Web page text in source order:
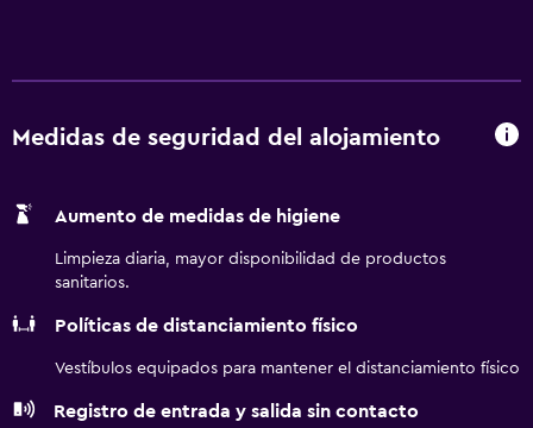
almohada. Se ofrece una Smart TV de 49 pulgadas con
gratuitos y secador de pelo. Este hotel en Barcelona
50 Mbps o más. Los servicios para las personas de
habitaciones también incluyen botella de agua gratuita y
cortinas opacas. Se ofrece servicio nocturno de
alojamiento hay piscina al aire libre de temporada y
Medidas de seguridad del alojamiento
Aumento de medidas de higiene
Limpieza diaria, mayor disponibilidad de productos
sanitarios.
Políticas de distanciamiento físico
Vestíbulos equipados para mantener el distanciamiento físico
Registro de entrada y salida sin contacto